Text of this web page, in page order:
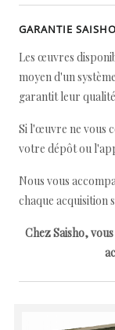
GARANTIE SAISHO
Les œuvres
moyen d'un
garantit leur
Si l'œuvre ne vous
votre dépôt ou
Nous vous
chaque acquisition
Chez Saisho,